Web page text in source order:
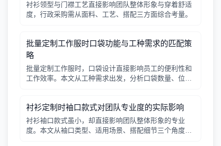
衬衫领型与门襟工艺直接影响团队整体形象与穿着舒适
度，行政采购需从面料、工艺、搭配三方面综合考量。
批量定制工作服时口袋功能与工种需求的匹配策
略
批量定制工作服时，口袋设计直接影响员工的便利性和
工作效率。本文从工种需求出发，分析口袋数量、位
衬衫定制时袖口款式对团队专业度的实际影响
衬衫袖口款式虽小，却直接影响团队整体形象的专业
度。本文从袖口类型、适用场景、搭配细节三个角度，